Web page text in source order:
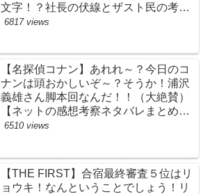
文字！？社長の伏線とザスト民の考察
すげーよ…鳥肌立ったわ…【シャイニ
BMSG・BE:FIRST・ビーファース
ト】
6817 views
【名探偵コナン】あれれ～？今日のコ
ナンは頭おかしいぞ～？そうか！浦沢
義雄さん脚本回なんだ！！（大絶賛）
【ネットの感想考察ネタバレまとめ・
笑顔を消したアイドル】
6510 views
【THE FIRST】合宿最終審査５位はリ
ョウキ！なんということでしょう！リ